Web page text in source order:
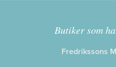
Kollektion:
Information
Butiker som
Fredrikssons